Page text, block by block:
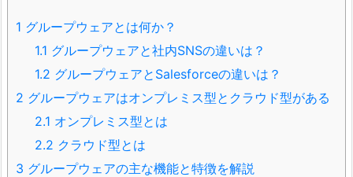
1 グループウェアとは何か？
1.1 グループウェアと社内SNSの違いは？
1.2 グループウェアとSalesforceの違いは？
2 グループウェアはオンプレミス型とクラウド型がある
2.1 オンプレミス型とは
2.2 クラウド型とは
3 グループウェアの主な機能と特徴を解説